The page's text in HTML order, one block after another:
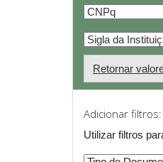
Retornar
Adicionar filtros:
Utilizar filtros